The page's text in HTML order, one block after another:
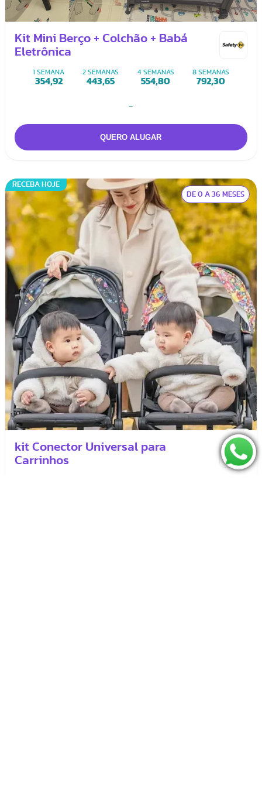
Kit Mini Berço + Colchão + Babá
Eletrônica
1 SEMANA
354,92
2 SEMANAS
443,65
4 SEMANAS
554,80
8 SEMANAS
792,30
-
RECEBA HOJE
DE 0 A 36 MESES
kit Conector Universal para
Carrinhos